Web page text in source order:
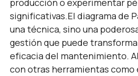
producción o experimentar
significativas.El diagrama de
una técnica, sino una
gestión que puede
eficacia del mantenimiento.
con otras herramientas como